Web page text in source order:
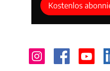
Kostenlos